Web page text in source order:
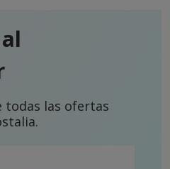
todas las ofertas